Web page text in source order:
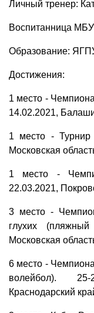
Личный тренер:
Воспитанница
Образование:
Достижения:
1 место -
14.02.2021,
1 место - Турнир
Московская
1 место -
22.03.2021,
3 место -
глухих
Московская
6 место -
волейбол).
Краснодарский